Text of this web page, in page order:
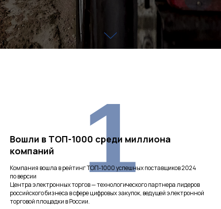
Вошли в ТОП-1000 среди миллиона
компаний
Компания вошла в рейтинг ТОП-1000 успешных поставщиков 2024
по версии
Центра электронных торгов — технологического партнера лидеров
российского бизнеса в сфере цифровых закупок, ведущей электронной
торговой площадки в России.
1